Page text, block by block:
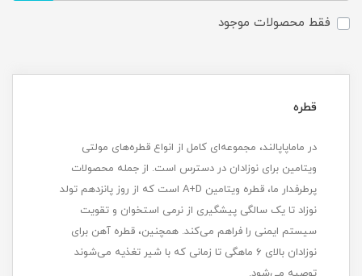
فقط محصولات موجود
قطره
در ماماپاپالند، مجموعه‌ای کامل از انواع قطره‌های مولتی
ویتامین برای نوزادان در دسترس است. از جمله محصولات
پرطرفدار ما، قطره ویتامین A+D است که از روز پانزدهم تولد
نوزاد تا یک سالگی پیشگیری از نرمی استخوان و تقویت
سیستم ایمنی را فراهم می‌کند. همچنین، قطره آهن برای
نوزادان بالای ۶ ماهگی تا زمانی که با شیر تغذیه می‌شوند